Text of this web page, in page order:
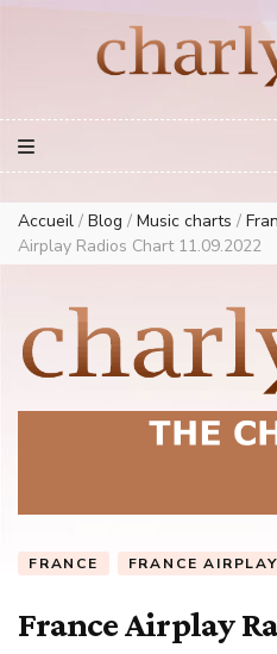
European Music Charts plus USA and
Accueil / Blog / Music charts /
Airplay Radios Chart 11.09.2022
FRANCE FRANCE AIRPLAY
France Airplay